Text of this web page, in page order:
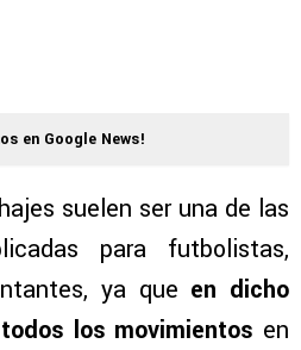
en Google News!
suelen ser una de las
para futbolistas,
ya que en dicho
los movimientos en